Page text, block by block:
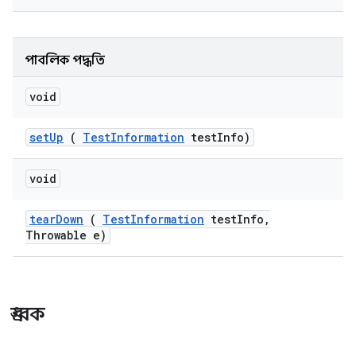
পাবলিক পদ্ধতি
void
setUp ( TestInformation testInfo)
void
tearDown ( TestInformation testInfo ,
Throwable e)
ধ্রুবক